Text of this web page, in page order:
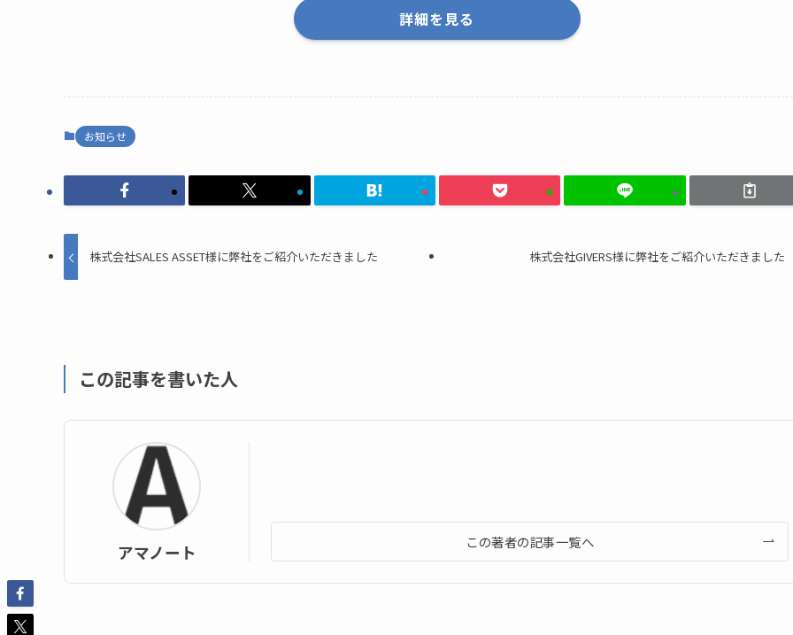
詳細を見る
お知らせ
株式会社SALES ASSET様に弊社をご紹介いただきました 株式会社GIVERS様に弊社をご紹介いただきました
この記事を書いた人
アマノート この著者の記事一覧へ